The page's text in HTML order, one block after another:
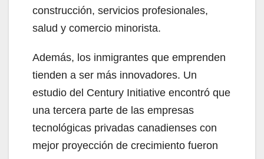
construcción, servicios profesionales,
salud y comercio minorista.
Además, los inmigrantes que emprenden
tienden a ser más innovadores. Un
estudio del Century Initiative encontró que
una tercera parte de las empresas
tecnológicas privadas canadienses con
mejor proyección de crecimiento fueron